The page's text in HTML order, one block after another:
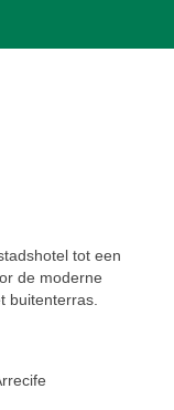
tot een
de moderne
buitenterras.